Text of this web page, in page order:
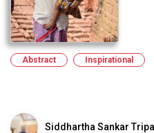
Abstract Inspirational
Siddhartha Sankar